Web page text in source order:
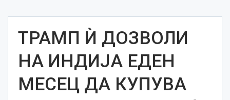
ТРАМП Ѝ ДОЗВОЛИ
НА ИНДИЈА ЕДЕН
МЕСЕЦ ДА КУПУВА